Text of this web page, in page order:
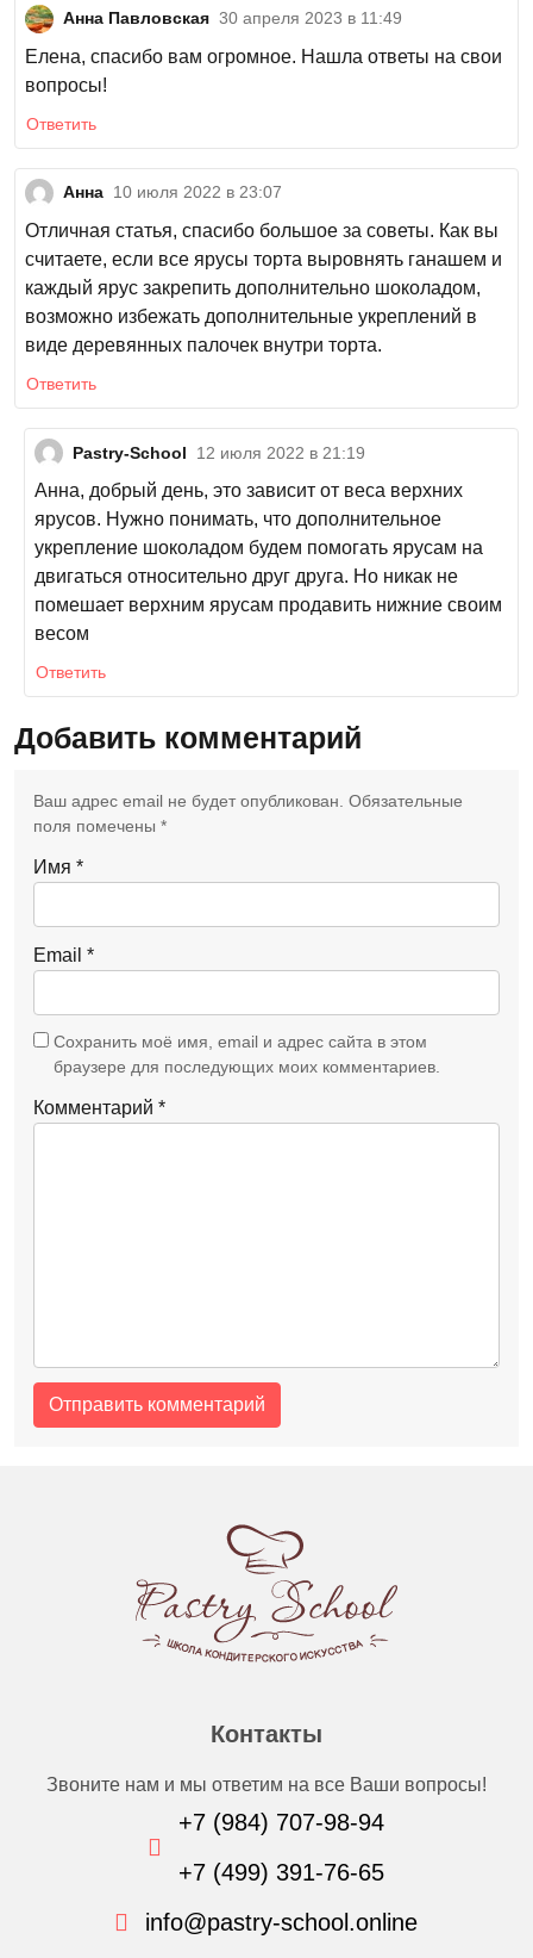
Анна Павловская 30 апреля 2023 в 11:49
Елена, спасибо вам огромное. Нашла ответы на свои
вопросы!
Ответить
Анна 10 июля 2022 в 23:07
Отличная статья, спасибо большое за советы. Как вы
считаете, если все ярусы торта выровнять ганашем и
каждый ярус закрепить дополнительно шоколадом,
возможно избежать дополнительные укреплений в
виде деревянных палочек внутри торта.
Ответить
Pastry-School 12 июля 2022 в 21:19
Анна, добрый день, это зависит от веса верхних
ярусов. Нужно понимать, что дополнительное
укрепление шоколадом будем помогать ярусам на
двигаться относительно друг друга. Но никак не
помешает верхним ярусам продавить нижние своим
весом
Ответить
Добавить комментарий
Ваш адрес email не будет опубликован. Обязательные
поля помечены *
Комментарий *
Имя *
Email *
Сохранить моё имя, email и адрес сайта в этом
браузере для последующих моих комментариев.
Контакты
Звоните нам и мы ответим на все Ваши вопросы!
+7 (984) 707-98-94
+7 (499) 391-76-65
info@pastry-school.online